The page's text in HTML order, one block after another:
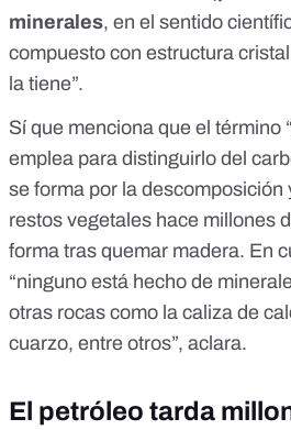
minerales, en el sentido
compuesto con estructura
la tiene”.
Sí que menciona que el término “
emplea para distinguirlo del
se forma por la descomposición
restos vegetales hace millones
forma tras quemar madera. En
“ninguno está hecho de
otras rocas como la caliza de
cuarzo, entre otros”, aclara.
El petróleo tarda